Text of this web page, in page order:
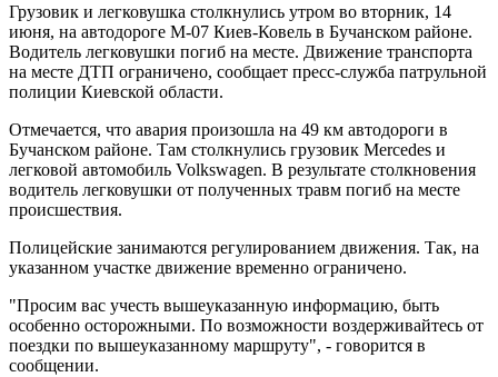
Грузовик и легковушка столкнулись утром во вторник, 14
июня, на автодороге М-07 Киев-Ковель в Бучанском районе.
Водитель легковушки погиб на месте. Движение транспорта
на месте ДТП ограничено, сообщает пресс-служба патрульной
полиции Киевской области.
Отмечается, что авария произошла на 49 км автодороги в
Бучанском районе. Там столкнулись грузовик Mercedes и
легковой автомобиль Volkswagen. В результате столкновения
водитель легковушки от полученных травм погиб на месте
происшествия.
Полицейские занимаются регулированием движения. Так, на
указанном участке движение временно ограничено.
"Просим вас учесть вышеуказанную информацию, быть
особенно осторожными. По возможности воздерживайтесь от
поездки по вышеуказанному маршруту", - говорится в
сообщении.